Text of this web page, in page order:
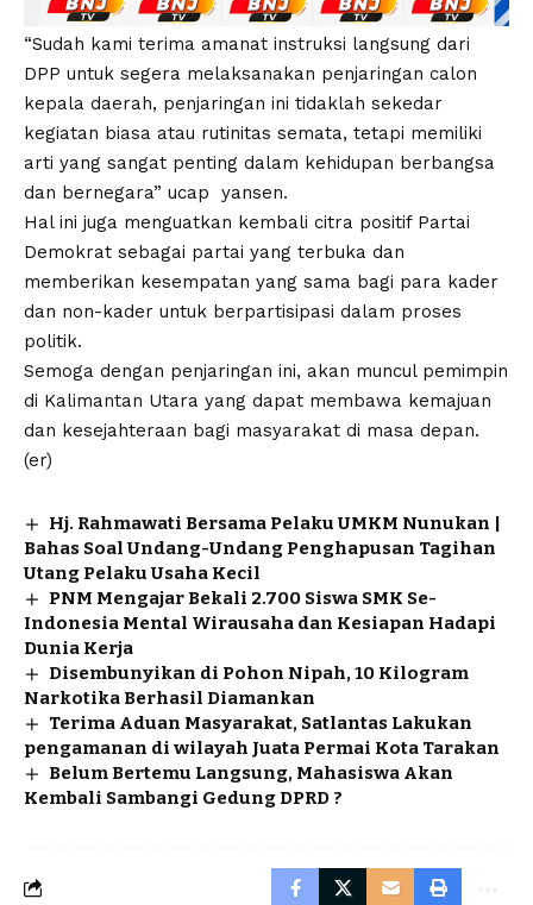
“Sudah kami terima amanat instruksi langsung dari
DPP untuk segera melaksanakan penjaringan calon
kepala daerah, penjaringan ini tidaklah sekedar
kegiatan biasa atau rutinitas semata, tetapi memiliki
arti yang sangat penting dalam kehidupan berbangsa
dan bernegara” ucap yansen.
Hal ini juga menguatkan kembali citra positif Partai
Demokrat sebagai partai yang terbuka dan
memberikan kesempatan yang sama bagi para kader
dan non-kader untuk berpartisipasi dalam proses
politik.
Semoga dengan penjaringan ini, akan muncul pemimpin
di Kalimantan Utara yang dapat membawa kemajuan
dan kesejahteraan bagi masyarakat di masa depan.
(er)
Hj. Rahmawati Bersama Pelaku UMKM Nunukan |
Bahas Soal Undang-Undang Penghapusan Tagihan
Utang Pelaku Usaha Kecil
PNM Mengajar Bekali 2.700 Siswa SMK Se-
Indonesia Mental Wirausaha dan Kesiapan Hadapi
Dunia Kerja
Disembunyikan di Pohon Nipah, 10 Kilogram
Narkotika Berhasil Diamankan
Terima Aduan Masyarakat, Satlantas Lakukan
pengamanan di wilayah Juata Permai Kota Tarakan
Belum Bertemu Langsung, Mahasiswa Akan
Kembali Sambangi Gedung DPRD ?